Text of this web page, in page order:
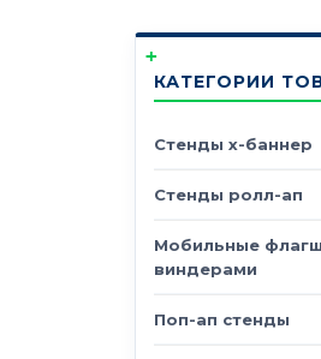
КАТЕГОРИИ
Стенды х-баннер
Стенды ролл-ап
Мобильные
виндерами
Поп-ап стенды